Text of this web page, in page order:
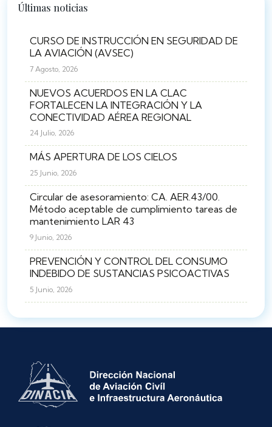
Últimas noticias
CURSO DE INSTRUCCIÓN EN SEGURIDAD DE
LA AVIACIÓN (AVSEC)
7 Agosto, 2026
NUEVOS ACUERDOS EN LA CLAC
FORTALECEN LA INTEGRACIÓN Y LA
CONECTIVIDAD AÉREA REGIONAL
24 Julio, 2026
MÁS APERTURA DE LOS CIELOS
25 Junio, 2026
Circular de asesoramiento: CA. AER.43/00.
Método aceptable de cumplimiento tareas de
mantenimiento LAR 43
9 Junio, 2026
PREVENCIÓN Y CONTROL DEL CONSUMO
INDEBIDO DE SUSTANCIAS PSICOACTIVAS
5 Junio, 2026